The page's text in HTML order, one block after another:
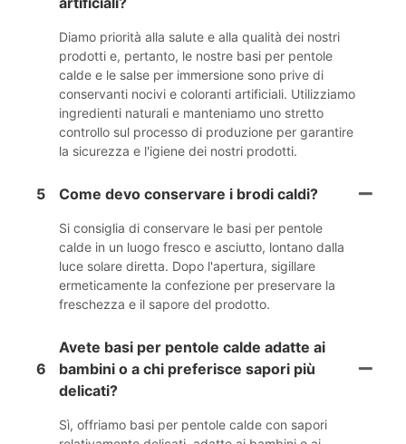
Diamo priorità alla salute e alla qualità dei nostri
prodotti e, pertanto, le nostre basi per pentole
calde e le salse per immersione sono prive di
conservanti nocivi e coloranti artificiali. Utilizziamo
ingredienti naturali e manteniamo uno stretto
controllo sul processo di produzione per garantire
la sicurezza e l'igiene dei nostri prodotti.
5 Come devo conservare i brodi caldi?
Si consiglia di conservare le basi per pentole
calde in un luogo fresco e asciutto, lontano dalla
luce solare diretta. Dopo l'apertura, sigillare
ermeticamente la confezione per preservare la
freschezza e il sapore del prodotto.
6
Avete basi per pentole calde adatte ai
bambini o a chi preferisce sapori più
delicati?
Sì, offriamo basi per pentole calde con sapori